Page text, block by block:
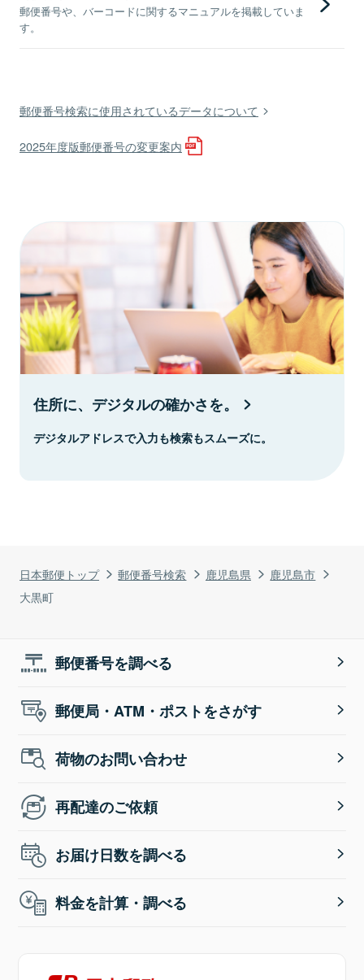
日本郵便トップ 郵便番号検索 鹿児島県
鹿児島市
大黒町
郵便番号や、バーコードに関するマニュアルを掲載していま
す。
郵便番号検索に使用されているデータについて
2025年度版郵便番号の変更案内
住所に、デジタルの確かさを。
デジタルアドレスで入力も検索もスムーズに。
郵便番号を調べる
郵便局・ATM・ポストをさがす
荷物のお問い合わせ
再配達のご依頼
お届け日数を調べる
料金を計算・調べる